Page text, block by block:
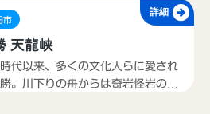
詳細
市
天龍峡
代以来、多くの文化人らに愛され
。川下りの舟からは奇岩怪岩の絶